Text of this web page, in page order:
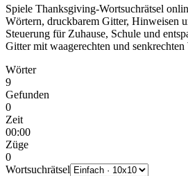
Spiele Thanksgiving-Wortsuchrätsel
Wörtern, druckbarem Gitter, Hinweisen
Steuerung für Zuhause, Schule und
Gitter mit waagerechten und senkrechten
Wörter
9
Gefunden
0
Zeit
00:00
Züge
0
Wortsuchrätsel